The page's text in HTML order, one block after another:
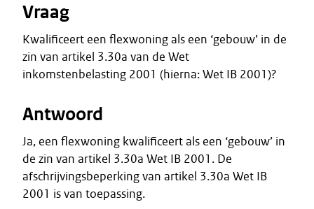
Vraag
Kwalificeert een flexwoning als een ‘gebouw’ in de
zin van artikel 3.30a van de Wet
inkomstenbelasting 2001 (hierna: Wet IB 2001)?
Antwoord
Ja, een flexwoning kwalificeert als een ‘gebouw’ in
de zin van artikel 3.30a Wet IB 2001. De
afschrijvingsbeperking van artikel 3.30a Wet IB
2001 is van toepassing.